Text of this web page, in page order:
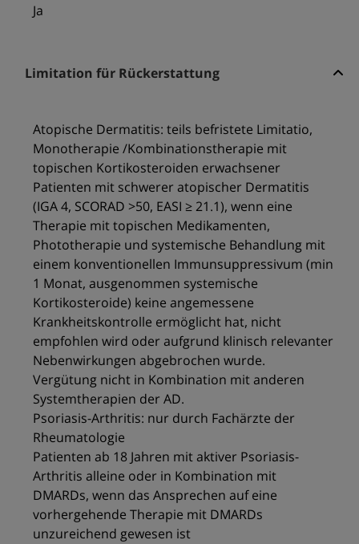
Ja
Limitation für Rückerstattung
Atopische Dermatitis: teils befristete Limitatio,
Monotherapie /Kombinationstherapie mit
topischen Kortikosteroiden erwachsener
Patienten mit schwerer atopischer Dermatitis
(IGA 4, SCORAD >50, EASI ≥ 21.1), wenn eine
Therapie mit topischen Medikamenten,
Phototherapie und systemische Behandlung mit
einem konventionellen Immunsuppressivum (min
1 Monat, ausgenommen systemische
Kortikosteroide) keine angemessene
Krankheitskontrolle ermöglicht hat, nicht
empfohlen wird oder aufgrund klinisch relevanter
Nebenwirkungen abgebrochen wurde.
Vergütung nicht in Kombination mit anderen
Systemtherapien der AD.
Psoriasis-Arthritis: nur durch Fachärzte der
Rheumatologie
Patienten ab 18 Jahren mit aktiver Psoriasis-
Arthritis alleine oder in Kombination mit
DMARDs, wenn das Ansprechen auf eine
vorhergehende Therapie mit DMARDs
unzureichend gewesen ist